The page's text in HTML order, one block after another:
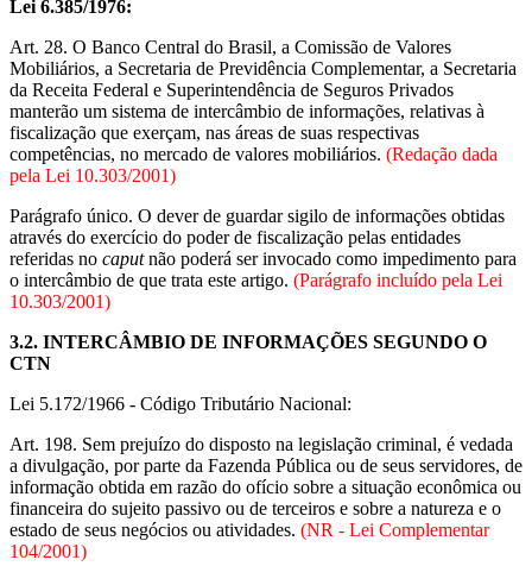
Lei 6.385/1976:
Art. 28. O Banco Central do Brasil, a Comissão de Valores
Mobiliários, a Secretaria de Previdência Complementar, a Secretaria
da Receita Federal e Superintendência de Seguros Privados
manterão um sistema de intercâmbio de informações, relativas à
fiscalização que exerçam, nas áreas de suas respectivas
competências, no mercado de valores mobiliários. (Redação dada
pela Lei 10.303/2001)
Parágrafo único. O dever de guardar sigilo de informações obtidas
através do exercício do poder de fiscalização pelas entidades
referidas no caputnão poderá ser invocado como impedimento para
o intercâmbio de que trata este artigo. (Parágrafo incluído pela Lei
10.303/2001)
3.2. INTERCÂMBIO DE INFORMAÇÕES SEGUNDO O
CTN
Lei 5.172/1966 - Código Tributário Nacional:
Art. 198. Sem prejuízo do disposto na legislação criminal, é vedada
a divulgação, por parte da Fazenda Pública ou de seus servidores, de
informação obtida em razão do ofício sobre a situação econômica ou
financeira do sujeito passivo ou de terceiros e sobre a natureza e o
estado de seus negócios ou atividades. (NR - Lei Complementar
104/2001)